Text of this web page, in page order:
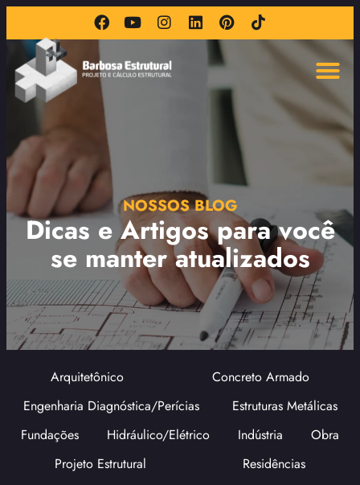
NOSSOS BLOG
Dicas e Artigos para você
se manter atualizados
Arquitetônico
Concreto Armado
Engenharia Diagnóstica/Perícias
Estruturas Metálicas
Fundações
Hidráulico/Elétrico Indústria
Obra
Projeto Estrutural
Residências